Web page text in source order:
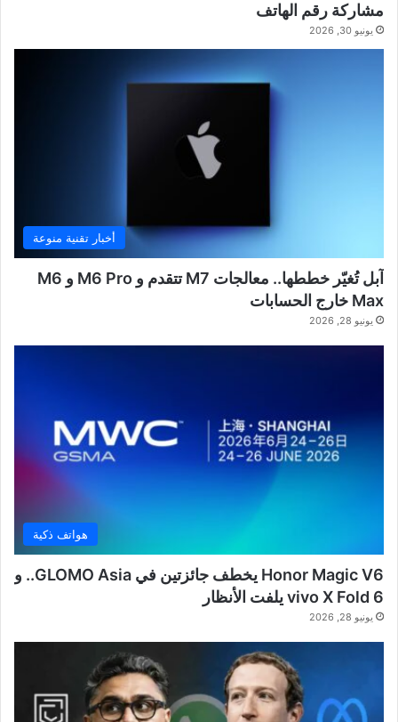
مشاركة رقم الهاتف
يونيو 30, 2026
أخبار تقنية منوعة
آبل تُغيّر خططها.. معالجات M7 تتقدم و M6 Pro و M6
Max خارج الحسابات
يونيو 28, 2026
هواتف ذكية
Honor Magic V6 يخطف جائزتين في GLOMO Asia.. و
vivo X Fold 6 يلفت الأنظار
يونيو 28, 2026